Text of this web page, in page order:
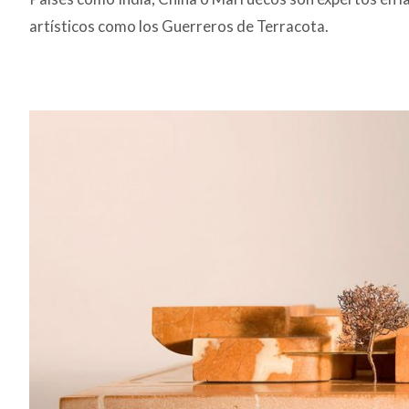
artísticos como los Guerreros de Terracota.